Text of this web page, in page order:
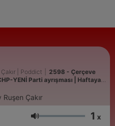
| Poddict
2598 - Çerçeve
YENİ Parti ayrışması | Haftaya
Çakır
Volume 1 x